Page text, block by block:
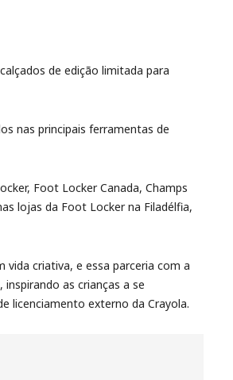
de edição limitada para
nas principais ferramentas de
Foot Locker Canada, Champs
lojas da Foot Locker na Filadélfia,
vida criativa, e essa parceria com a
as crianças a se
licenciamento externo da Crayola.